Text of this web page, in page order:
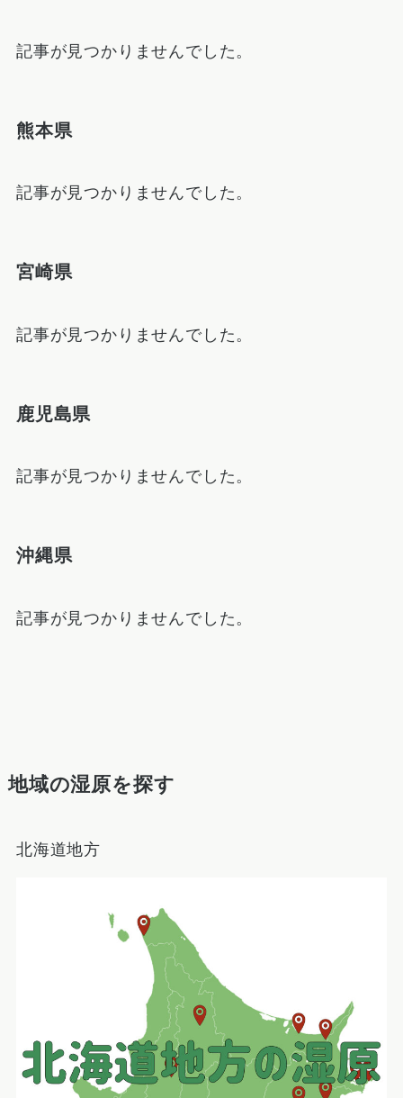
記事が見つかりませんでした。
熊本県
記事が見つかりませんでした。
宮崎県
記事が見つかりませんでした。
鹿児島県
記事が見つかりませんでした。
沖縄県
記事が見つかりませんでした。
地域の湿原を探す
北海道地方